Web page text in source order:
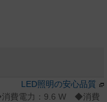
LED照明の安心品質
費電力：9.6 W ◆消費